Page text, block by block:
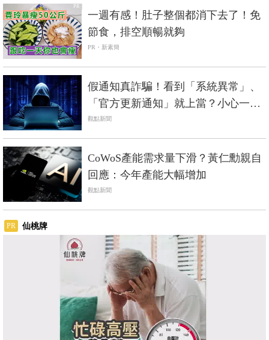
PR
一週有感！肚子整個都消下去了！免
節食，排空順暢就夠
PR・新素簡
假通知真詐騙！看到「系統異常」、
「官方更新通知」就上當？小心一封
信就能掏空帳戶！
觀點新聞
CoWoS產能需求量下滑？黃仁勳親自
回應：今年產能大幅增加
觀點新聞
PR 仙桃牌